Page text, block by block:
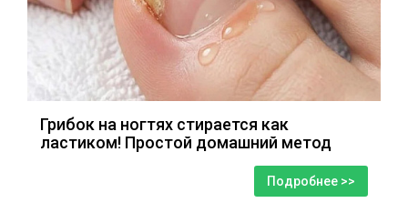
Грибок на ногтях стирается как
ластиком! Простой домашний метод
Подробнее >>